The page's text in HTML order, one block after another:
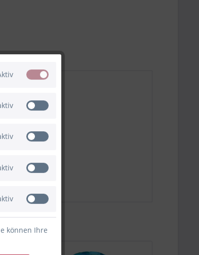
können Ihre